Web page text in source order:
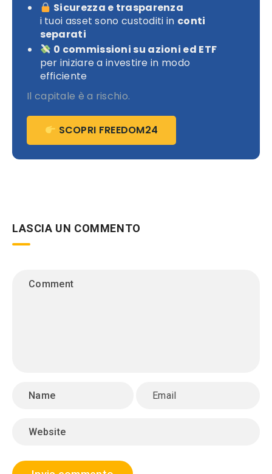
Sicurezza e trasparenza
i tuoi asset sono custoditi in conti
separati
0 commissioni su azioni ed ETF
per iniziare a investire in modo
efficiente
Il capitale è a rischio.
SCOPRI FREEDOM24
LASCIA UN COMMENTO